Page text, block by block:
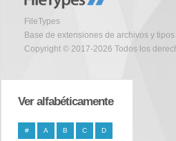
FileTypes
Base de extensiones de archivos y
Copyright © 2017-2026 Todos los
Ver alfabéticamente
# A B C D